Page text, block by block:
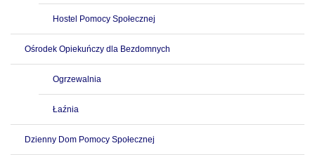
Hostel Pomocy Społecznej
Ośrodek Opiekuńczy dla Bezdomnych
Ogrzewalnia
Łaźnia
Dzienny Dom Pomocy Społecznej